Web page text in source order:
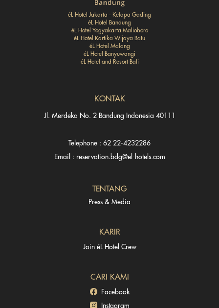
éL Hotel Jakarta - Kelapa Gading
éL Hotel Bandung
éL Hotel Yogyakarta Malioboro
éL Hotel Kartika Wijaya Batu
éL Hotel Malang
éL Hotel Banyuwangi
éL Hotel and Resort Bali
KONTAK
Jl. Merdeka No. 2 Bandung Indonesia 40111
Telephone : 62 22-4232286
Email : reservation.bdg@el-hotels.com
TENTANG
Press & Media
KARIR
Join éL Hotel Crew
CARI KAMI
Facebook
Instagram